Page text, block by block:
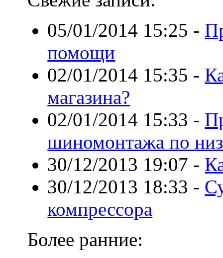
05/01/2014 15:25 -
помощи
02/01/2014 15:35 -
магазина?
02/01/2014 15:33 -
шиномонтажа по
30/12/2013 19:07 -
30/12/2013 18:33 -
компрессора
Более ранние: